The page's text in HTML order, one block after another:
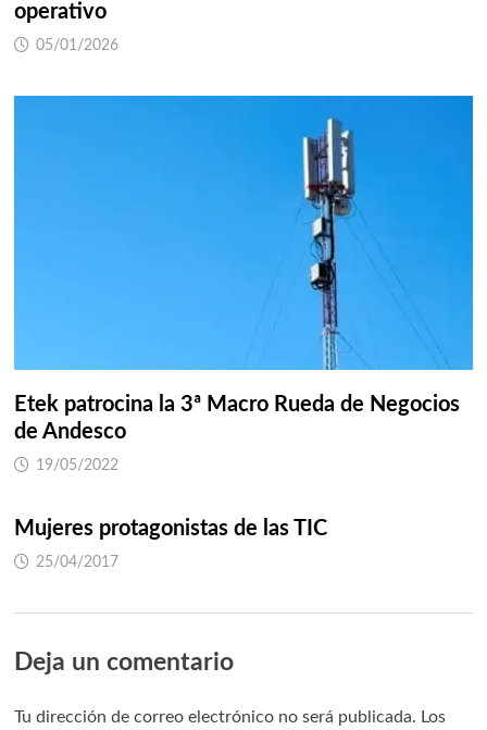
operativo
05/01/2026
Etek patrocina la 3ª Macro Rueda de Negocios
de Andesco
19/05/2022
Mujeres protagonistas de las TIC
25/04/2017
Deja un comentario
Tu dirección de correo electrónico no será publicada. Los